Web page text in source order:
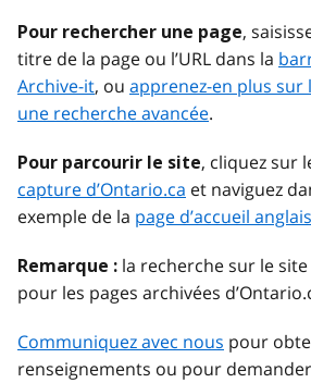
Pour rechercher une page,
titre de la page ou l’URL dans la
Archive-it, ou apprenez-en plus sur
une recherche avancée.
Pour parcourir le site, cliquez sur
capture d’Ontario.ca et naviguez
exemple de la page d’accueil
Remarque : la recherche sur le
pour les pages archivées
Communiquez avec nous pour
renseignements ou pour